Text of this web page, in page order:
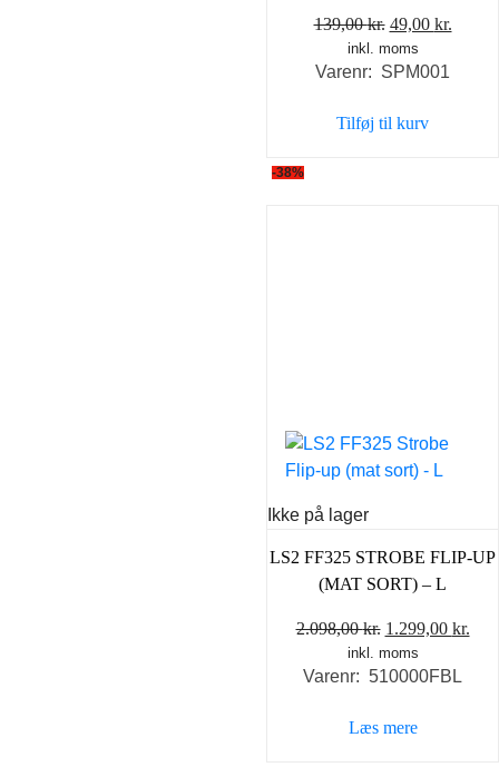
139,00kr. Den
oprindelige
pris
139,00 kr..
49,00 kr.
inkl. moms
Varenr: SPM001
Tilføj til kurv
-38%
Ikke på lager
LS2 FF325 STROBE FLIP-UP
(MAT SORT) – L
2.098,00kr. Den
oprindelige
pris
2.098,00 kr..
1.299,00 kr.
inkl. moms
Varenr: 510000FBL
Læs mere